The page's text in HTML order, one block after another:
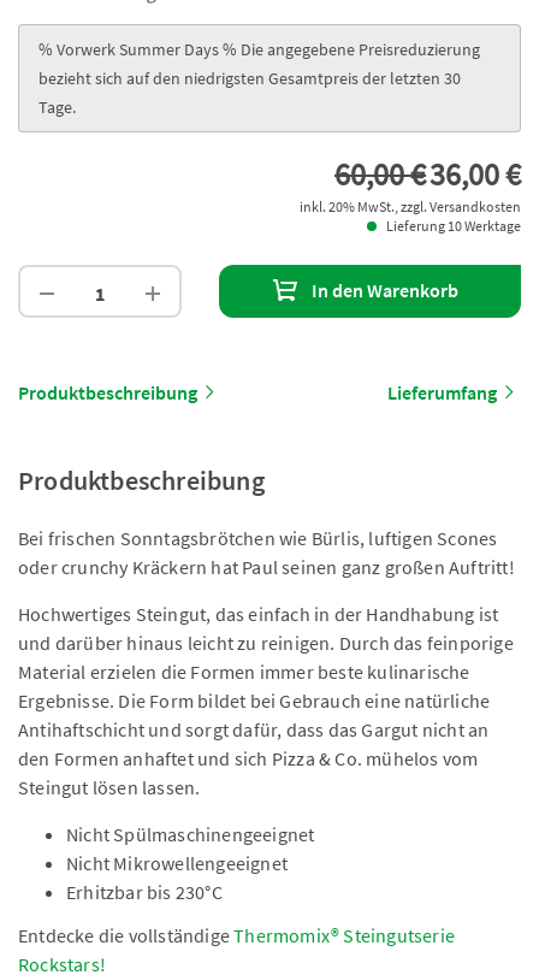
% Vorwerk Summer Days % Die angegebene Preisreduzierung
bezieht sich auf den niedrigsten Gesamtpreis der letzten 30
Tage.
60,00 €36,00 €
inkl. 20% MwSt., zzgl. Versandkosten
Lieferung 10 Werktage
In den Warenkorb
Produktbeschreibung Lieferumfang
Produktbeschreibung
Bei frischen Sonntagsbrötchen wie Bürlis, luftigen Scones
oder crunchy Kräckern hat Paul seinen ganz großen Auftritt!
Hochwertiges Steingut, das einfach in der Handhabung ist
und darüber hinaus leicht zu reinigen. Durch das feinporige
Material erzielen die Formen immer beste kulinarische
Ergebnisse. Die Form bildet bei Gebrauch eine natürliche
Antihaftschicht und sorgt dafür, dass das Gargut nicht an
den Formen anhaftet und sich Pizza & Co. mühelos vom
Steingut lösen lassen.
Nicht Spülmaschinengeeignet
Nicht Mikrowellengeeignet
Erhitzbar bis 230°C
Entdecke die vollständigeThermomix® Steingutserie
Rockstars!